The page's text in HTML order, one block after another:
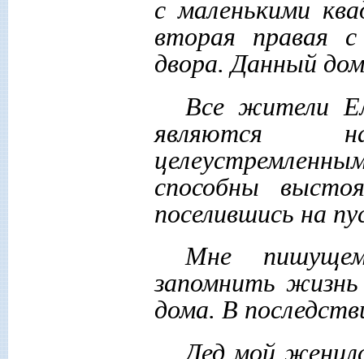
с маленькими
вторая правая
двора. Данный
Все жители
являются
способны
поселившись на
Мне
запомнить жизнь
дома. В
Дед мой